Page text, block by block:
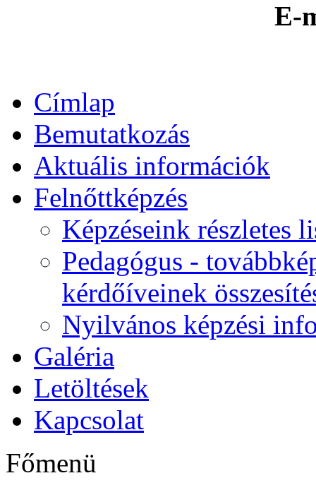
E-
Címlap
Bemutatkozás
Aktuális információk
Felnőttképzés
Képzéseink részletes
Pedagógus -
kérdőíveinek
Nyilvános képzési
Galéria
Letöltések
Kapcsolat
Főmenü